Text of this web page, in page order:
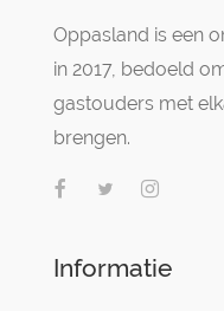
Oppasland is een
in 2017, bedoeld
gastouders met
brengen.
Informatie